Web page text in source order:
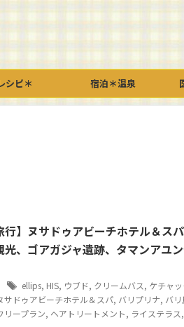
シピ＊ 宿泊＊温泉
行】ヌサドゥアビーチホテル＆ス
光、ゴアガジャ遺跡、タマンアユ
ellips, HIS, ウブド, クリームバス, ケチャ
サドゥアビーチホテル＆スパ, バリプリナ, バ
リープラン, ヘアトリートメント, ライステラス,